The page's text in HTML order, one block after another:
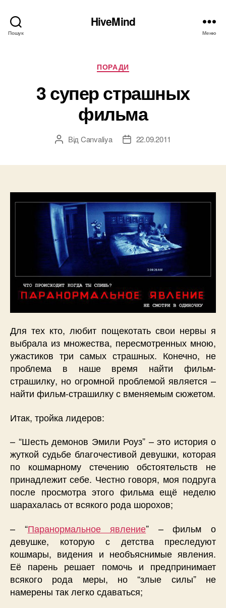
Пошук
HiveMind
Меню
Категорії
ПОРАДИ
3 супер страшных
фильма
Автор
Від Canvaliya
Дата22.09.2011
Для тех кто, любит пощекотать свои нервы я
выбрала из множества, пересмотренных мною,
ужастиков три самых страшных. Конечно, не
проблема в наше время найти фильм-
страшилку, но огромной проблемой является –
найти фильм-страшилку с вменяемым сюжетом.
Итак, тройка лидеров:
– “Шесть демонов Эмили Роуз” – это история о
жуткой судьбе благочестивой девушки, которая
по кошмарному стечению обстоятельств не
принадлежит себе. Честно говоря, моя подруга
после просмотра этого фильма ещё неделю
шарахалась от всякого рода шорохов;
– “Паранормальное явление” – фильм о
девушке, которую с детства преследуют
кошмары, видения и необъяснимые явления.
Её парень решает помочь и предпринимает
всякого рода меры, но “злые силы” не
намерены так легко сдаваться;